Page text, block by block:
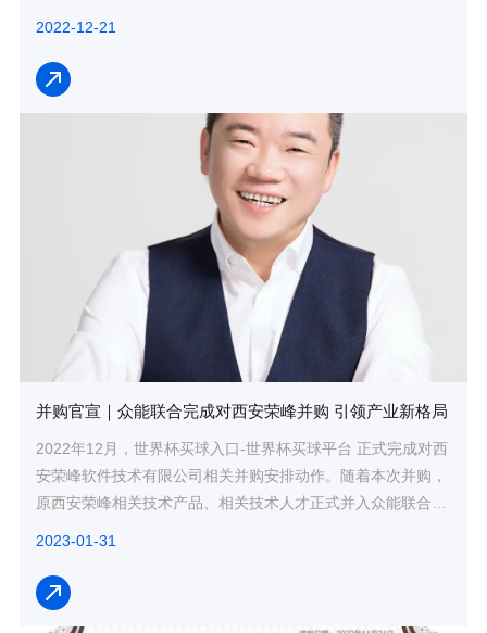
2022-12-21
并购官宣｜众能联合完成对西安荣峰并购 引领产业新格局
2022年12月，世界杯买球入口-世界杯买球平台 正式完成对西
安荣峰软件技术有限公司相关并购安排动作。随着本次并购，
原西安荣峰相关技术产品、相关技术人才正式并入众能联合集
2023-01-31